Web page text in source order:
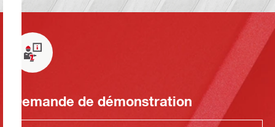
Demande de démonstration